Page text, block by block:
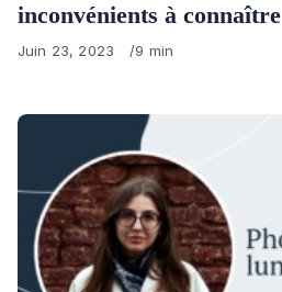
inconvénients à connaître
Published
Juin 23, 2023 9 min